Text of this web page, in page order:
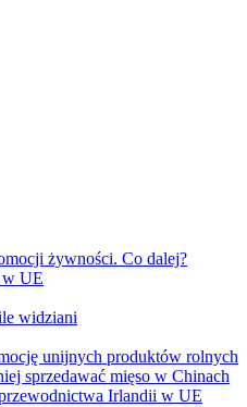
żywności. Co dalej?
w UE
widziani
unijnych produktów rolnych
sprzedawać mięso w Chinach
Irlandii w UE